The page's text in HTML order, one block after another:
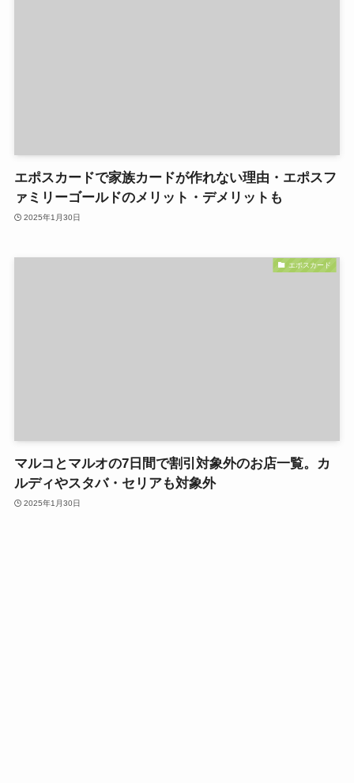
エポスカードで家族カードが作れない理由・エポスフ
ァミリーゴールドのメリット・デメリットも
2025年1月30日
エポスカード
マルコとマルオの7日間で割引対象外のお店一覧。カ
ルディやスタバ・セリアも対象外
2025年1月30日